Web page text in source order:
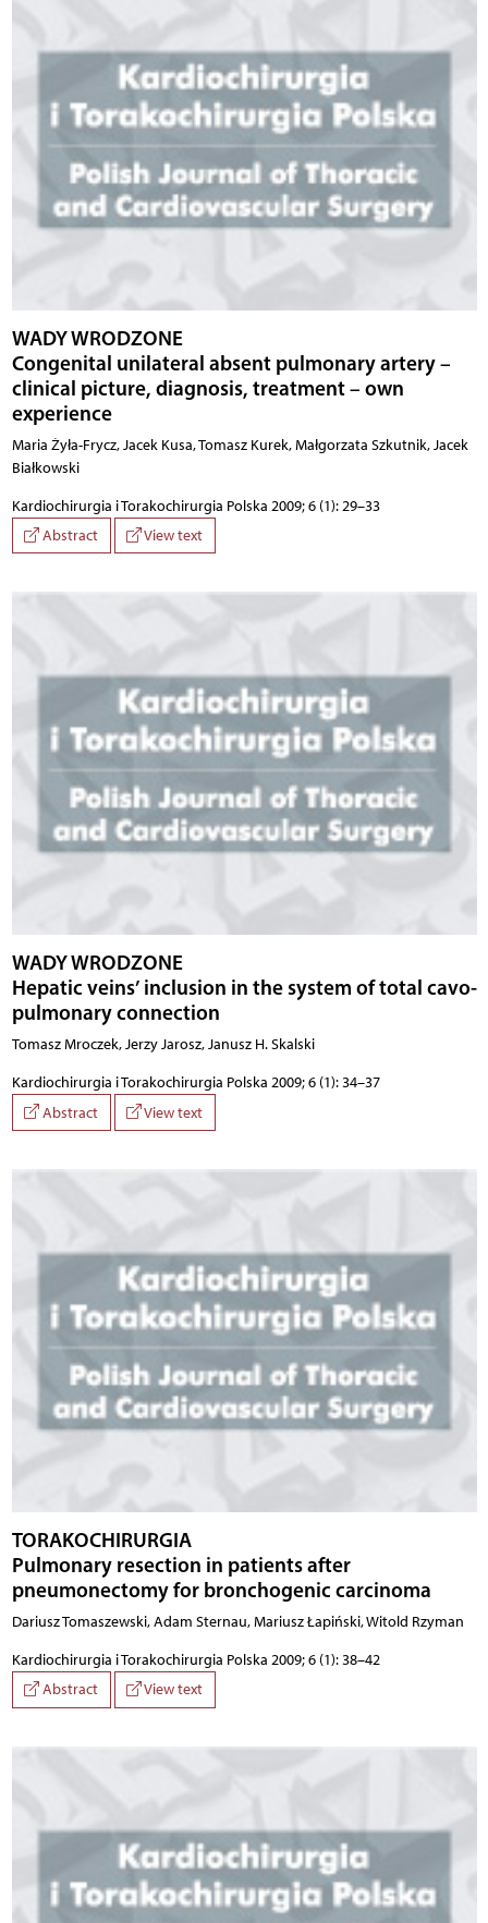
WADY WRODZONE
Congenital unilateral absent pulmonary artery –
clinical picture, diagnosis, treatment – own
experience
Maria Żyła-Frycz, Jacek Kusa, Tomasz Kurek, Małgorzata Szkutnik, Jacek
Białkowski
Kardiochirurgia i Torakochirurgia Polska 2009; 6 (1): 29–33
Abstract
View text
WADY WRODZONE
Hepatic veins’ inclusion in the system of total cavo-
pulmonary connection
Tomasz Mroczek, Jerzy Jarosz, Janusz H. Skalski
Kardiochirurgia i Torakochirurgia Polska 2009; 6 (1): 34–37
Abstract
View text
TORAKOCHIRURGIA
Pulmonary resection in patients after
pneumonectomy for bronchogenic carcinoma
Dariusz Tomaszewski, Adam Sternau, Mariusz Łapiński, Witold Rzyman
Kardiochirurgia i Torakochirurgia Polska 2009; 6 (1): 38–42
Abstract
View text